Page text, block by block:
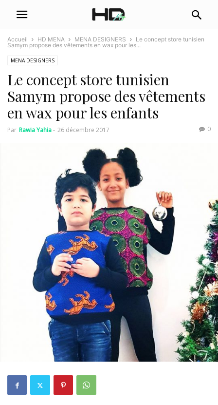
Accueil HD MENA MENA DESIGNERS
Le concept store tunisien
Samym propose des vêtements en wax pour les...
MENA DESIGNERS
Le concept store tunisien
Samym propose des vêtements
en wax pour les enfants
Par Rawia Yahia- 26 décembre 2017 0